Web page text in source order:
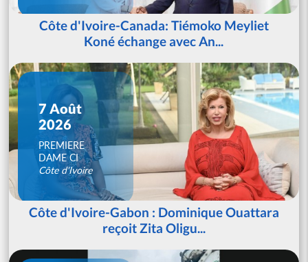
Côte d'Ivoire-Canada: Tiémoko Meyliet
Koné échange avec An...
7 Août
2026
PREMIERE
DAME CI
Côte d'Ivoire
Côte d'Ivoire-Gabon : Dominique Ouattara
reçoit Zita Oligu...